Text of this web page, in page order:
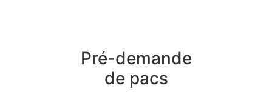
Pré-demande
de pacs